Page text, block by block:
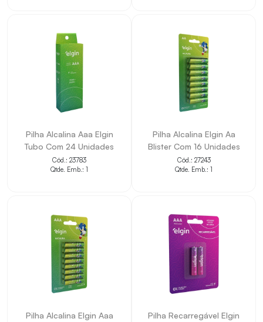
informações apresentadas.
• Ajuda na seleção correta do item conforme o projeto
ou necessidade técnica.
Pilha Alcalina Aaa Elgin
Tubo Com 24 Unidades
Cód.: 23783
Qtde. Emb.: 1
Pilha Alcalina Elgin Aa
Blister Com 16 Unidades
Cód.: 27243
Qtde. Emb.: 1
Pilha Alcalina Elgin Aaa
Pilha Recarregável Elgin